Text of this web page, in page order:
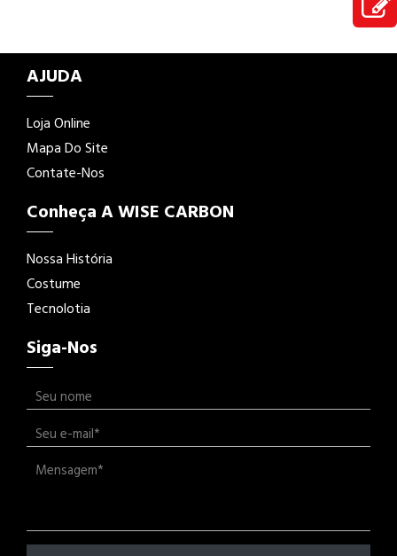
AJUDA
Loja Online
Mapa Do Site
Contate-Nos
Conheça A WISE CARBON
Nossa História
Costume
Tecnolotia
Siga-Nos